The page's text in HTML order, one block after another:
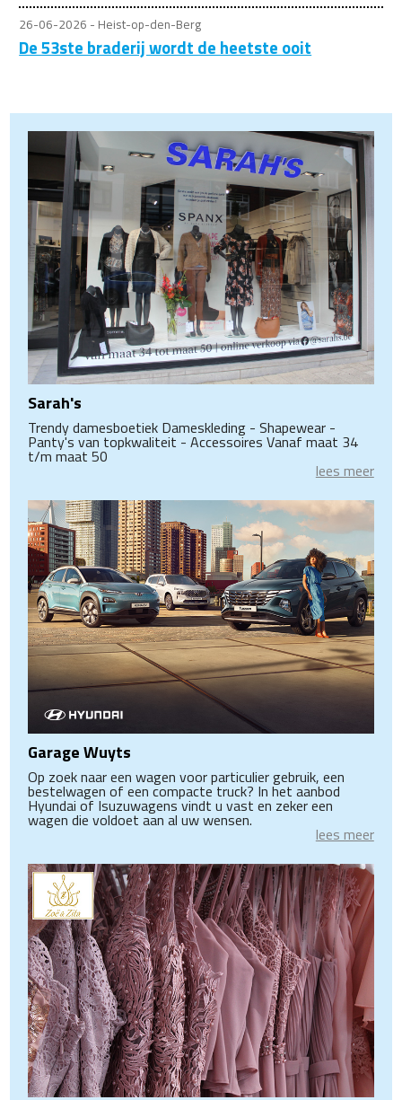
26-06-2026 - Heist-op-den-Berg
De 53ste braderij wordt de heetste ooit
Sarah's
Trendy damesboetiek Dameskleding - Shapewear -
Panty's van topkwaliteit - Accessoires Vanaf maat 34
t/m maat 50
lees meer
Garage Wuyts
Op zoek naar een wagen voor particulier gebruik, een
bestelwagen of een compacte truck? In het aanbod
Hyundai of Isuzuwagens vindt u vast en zeker een
wagen die voldoet aan al uw wensen.
lees meer